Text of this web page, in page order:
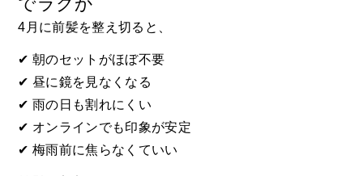
4月に前髪を整え切ると、
✔ 朝のセットがほぼ不要
✔ 昼に鏡を見なくなる
✔ 雨の日も割れにくい
✔ オンラインでも印象が安定
✔ 梅雨前に焦らなくていい